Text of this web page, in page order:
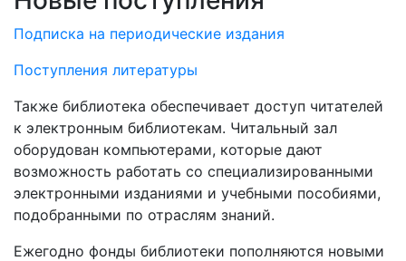
Подписка на периодические издания
Поступления литературы
Также библиотека обеспечивает доступ читателей
к электронным библиотекам. Читальный зал
оборудован компьютерами, которые дают
возможность работать со специализированными
электронными изданиями и учебными пособиями,
подобранными по отраслям знаний.
Ежегодно фонды библиотеки пополняются новыми